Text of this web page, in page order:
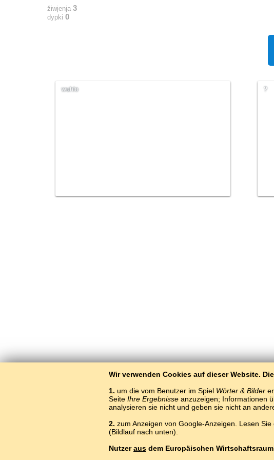
Wir verwenden Cookies auf dieser Website.
1. um die vom Benutzer im Spiel Wörter & Bilder
Seite Ihre Ergebnisse anzuzeigen; Informationen
analysieren sie nicht und geben sie nicht an
2. zum Anzeigen von Google-Anzeigen. Lesen
(Bildlauf nach unten).
Nutzeraus dem Europäischen Wirtschaftsraum
žiwjenja 3
dypki 0
wuhlo ?
Darmotnje